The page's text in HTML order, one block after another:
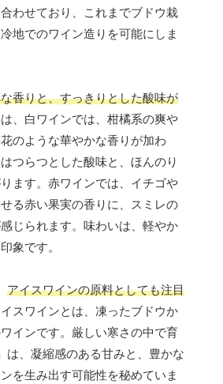
わせており、これまでブドウ栽
地でのワイン造りを可能にしま
香りと、すっきりとした酸味が
、白ワインでは、柑橘系の爽や
のような華やかな香りが加わ
つらつとした酸味と、ほんのり
ます。赤ワインでは、イチゴや
る赤い果実の香りに、スミレの
じられます。味わいは、軽やか
象です。
アイスワインの原料としても注目
スワインとは、凍ったブドウか
インです。厳しい寒さの中で育
は、凝縮感のある甘みと、豊かな
を生み出す可能性を秘めていま